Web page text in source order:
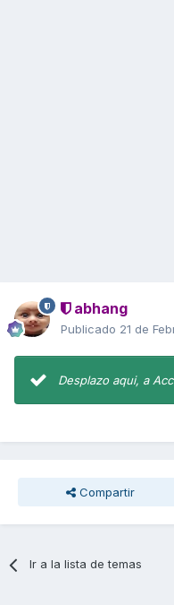
abhang
Publicado 21 de
Desplazo aqui, a
Compartir
Ir a la lista de temas